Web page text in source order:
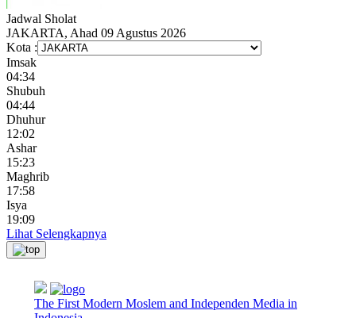
Jadwal Sholat
JAKARTA, Ahad 09 Agustus 2026
Kota :
Imsak
04:34
Shubuh
04:44
Dhuhur
12:02
Ashar
15:23
Maghrib
17:58
Isya
19:09
Lihat Selengkapnya
The First Modern Moslem and Independen Media in